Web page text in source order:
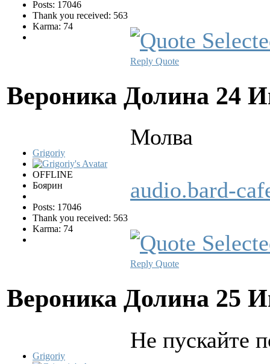
Posts: 17046
Thank you received: 563
Karma: 74
Reply Quote
Вероника Долина 24
Grigoriy
OFFLINE
Боярин
Posts: 17046
Thank you received: 563
Karma: 74
Молва
audio.bard-
Reply Quote
Вероника Долина 25
Grigoriy
Hе пускайте